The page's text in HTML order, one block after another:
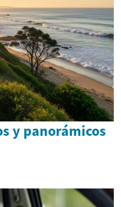
y panorámicos